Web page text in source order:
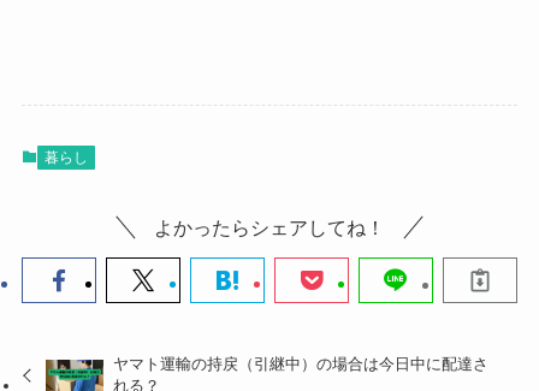
暮らし
よかったらシェアしてね！
ヤマト運輸の持戻（引継中）の場合は今日中に配達さ
れる？